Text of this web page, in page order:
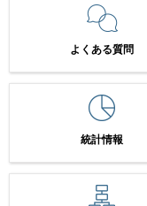
よくある質問
統計情報